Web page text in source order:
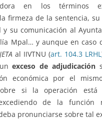
en los términos
firmeza de la sentencia,
y su comunicación al
Mpal… y aunque en caso
al IIVTNU (art. 104.3 LRHL
unexceso de adjudicación
económica por el
si la operación
de la función
pronunciarse sobre tal